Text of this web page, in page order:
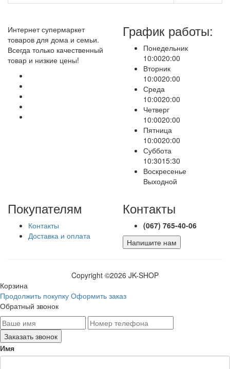
Интернет супермаркет
товаров для дома и семьи.
Всегда только качественный
товар и низкие цены!
График работы:
Понедельник
10:0020:00
Вторник
10:0020:00
Среда
10:0020:00
Четверг
10:0020:00
Пятница
10:0020:00
Суббота
10:3015:30
Воскресенье
Выходной
Покупателям
Контакты
Доставка и оплата
Контакты
(067) 765-40-06
Напишите нам
Copyright ©2026 JK-SHOP
Корзина
Продолжить покупку Оформить заказ
Обратный звонок
Имя